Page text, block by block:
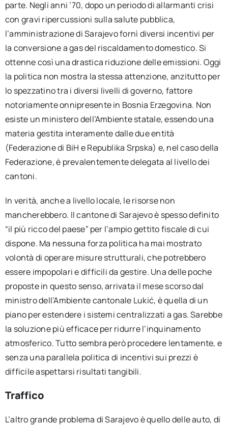
parte. Negli anni ’70, dopo un periodo di allarmanti crisi
con gravi ripercussioni sulla salute pubblica,
l’amministrazione di Sarajevo fornì diversi incentivi per
la conversione a gas del riscaldamento domestico. Si
ottenne così una drastica riduzione delle emissioni. Oggi
la politica non mostra la stessa attenzione, anzitutto per
lo spezzatino tra i diversi livelli di governo, fattore
notoriamente onnipresente in Bosnia Erzegovina. Non
esiste un ministero dell’Ambiente statale, essendo una
materia gestita interamente dalle due entità
(Federazione di BiH e Republika Srpska) e, nel caso della
Federazione, è prevalentemente delegata al livello dei
cantoni.
In verità, anche a livello locale, le risorse non
mancherebbero. Il cantone di Sarajevo è spesso definito
“il più ricco del paese” per l’ampio gettito fiscale di cui
dispone. Ma nessuna forza politica ha mai mostrato
volontà di operare misure strutturali, che potrebbero
essere impopolari e difficili da gestire. Una delle poche
proposte in questo senso, arrivata il mese scorso dal
ministro dell’Ambiente cantonale Lukić, è quella di un
piano per estendere i sistemi centralizzati a gas. Sarebbe
la soluzione più efficace per ridurre l’inquinamento
atmosferico. Tutto sembra però procedere lentamente, e
senza una parallela politica di incentivi sui prezzi è
difficile aspettarsi risultati tangibili.
Traffico
L’altro grande problema di Sarajevo è quello delle auto, di